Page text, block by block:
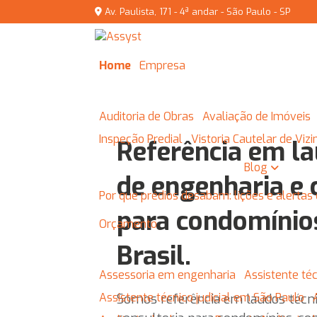
Av. Paulista, 171 - 4ª andar - São Paulo - SP
Home
Empresa
Auditoria de Obras
Avaliação de Imóveis
Inspeção Predial
Vistoria Cautelar de
Blog
Por que prédios desabam: lições e
Orçamento
Assessoria em engenharia Assistente
Assistente técnico judicial em São Paulo
Referência em
de engenharia
para
Brasil.
Somos referência em laudos